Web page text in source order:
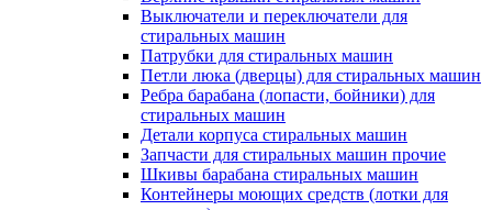
Выключатели и переключатели для
стиральных машин
Патрубки для стиральных машин
Петли люка (дверцы) для стиральных машин
Ребра барабана (лопасти, бойники) для
стиральных машин
Детали корпуса стиральных машин
Запчасти для стиральных машин прочие
Шкивы барабана стиральных машин
Контейнеры моющих средств (лотки для